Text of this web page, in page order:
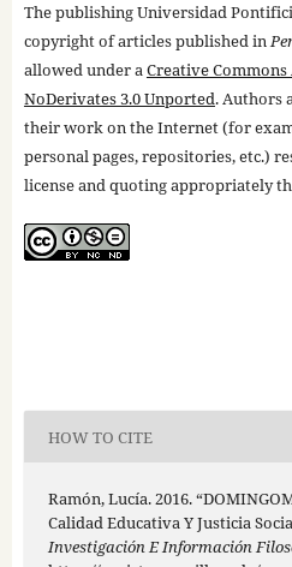
The publishing Universidad
copyright of articles published in
allowed under aCreative
NoDerivates 3.0 Unported. Authors
their work on the Internet (for
personal pages, repositories, etc.)
license and quoting appropriately
HOW TO CITE
Ramón, Lucía. 2016.
Calidad Educativa Y Justicia
Investigación E Información